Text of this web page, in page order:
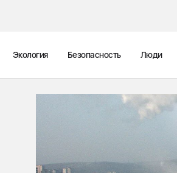
Экология Безопасность Люди